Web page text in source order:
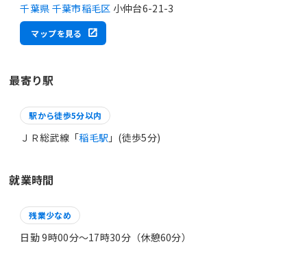
千葉県 千葉市稲毛区 小仲台6-21-3
マップを見る
最寄り駅
駅から徒歩5分以内
ＪＲ総武線「稲毛駅 」(徒歩5分)
就業時間
残業少なめ
日勤 9時00分〜17時30分（休憩60分）